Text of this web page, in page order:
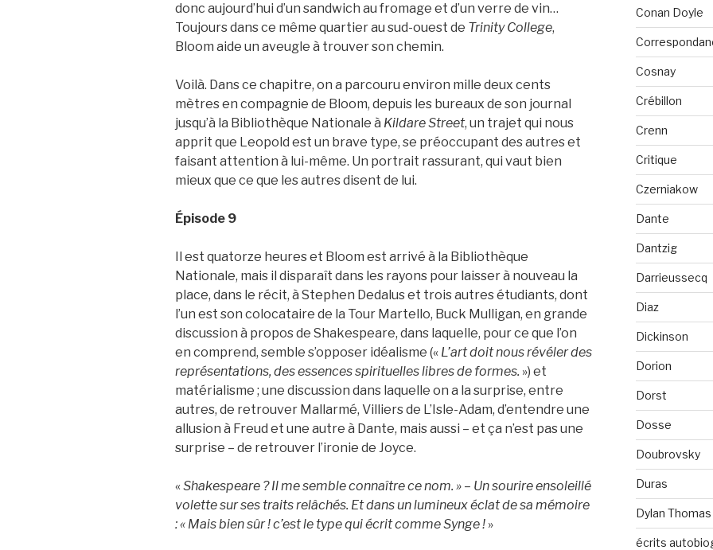
donc aujourd’hui d’un sandwich au fromage et d’un verre de vin…
Toujours dans ce même quartier au sud-ouest de Trinity College,
Bloom aide un aveugle à trouver son chemin.
Voilà. Dans ce chapitre, on a parcouru environ mille deux cents
mètres en compagnie de Bloom, depuis les bureaux de son journal
jusqu’à la Bibliothèque Nationale à Kildare Street, un trajet qui nous
apprit que Leopold est un brave type, se préoccupant des autres et
faisant attention à lui-même. Un portrait rassurant, qui vaut bien
mieux que ce que les autres disent de lui.
Épisode 9
Il est quatorze heures et Bloom est arrivé à la Bibliothèque
Nationale, mais il disparaît dans les rayons pour laisser à nouveau la
place, dans le récit, à Stephen Dedalus et trois autres étudiants, dont
l’un est son colocataire de la Tour Martello, Buck Mulligan, en grande
discussion à propos de Shakespeare, dans laquelle, pour ce que l’on
en comprend, semble s’opposer idéalisme (« L’art doit nous révéler des
représentations, des essences spirituelles libres de formes. ») et
matérialisme ; une discussion dans laquelle on a la surprise, entre
autres, de retrouver Mallarmé, Villiers de L’Isle-Adam, d’entendre une
allusion à Freud et une autre à Dante, mais aussi – et ça n’est pas une
surprise – de retrouver l’ironie de Joyce.
«Shakespeare ? Il me semble connaître ce nom. » – Un sourire ensoleillé
volette sur ses traits relâchés. Et dans un lumineux éclat de sa mémoire
: « Mais bien sûr ! c’est le type qui écrit comme Synge ! »
Conan Doyle
Cosnay
Crébillon
Crenn
Critique
Czerniakow
Dante
Dantzig
Darrieussecq
Diaz
Dickinson
Dorion
Dorst
Dosse
Doubrovsky
Duras
Dylan Thomas
écrits